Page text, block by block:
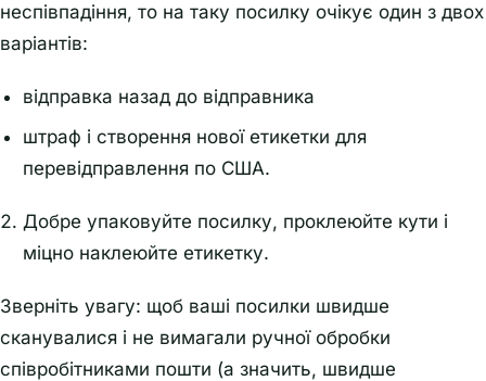
неспівпадіння, то на таку посилку очікує один з двох
варіантів:
відправка назад до відправника
штраф і створення нової етикетки для
перевідправлення по США.
Добре упаковуйте посилку, проклеюйте кути і
міцно наклеюйте етикетку.
Зверніть увагу: щоб ваші посилки швидше
сканувалися і не вимагали ручної обробки
співробітниками пошти (а значить, швидше